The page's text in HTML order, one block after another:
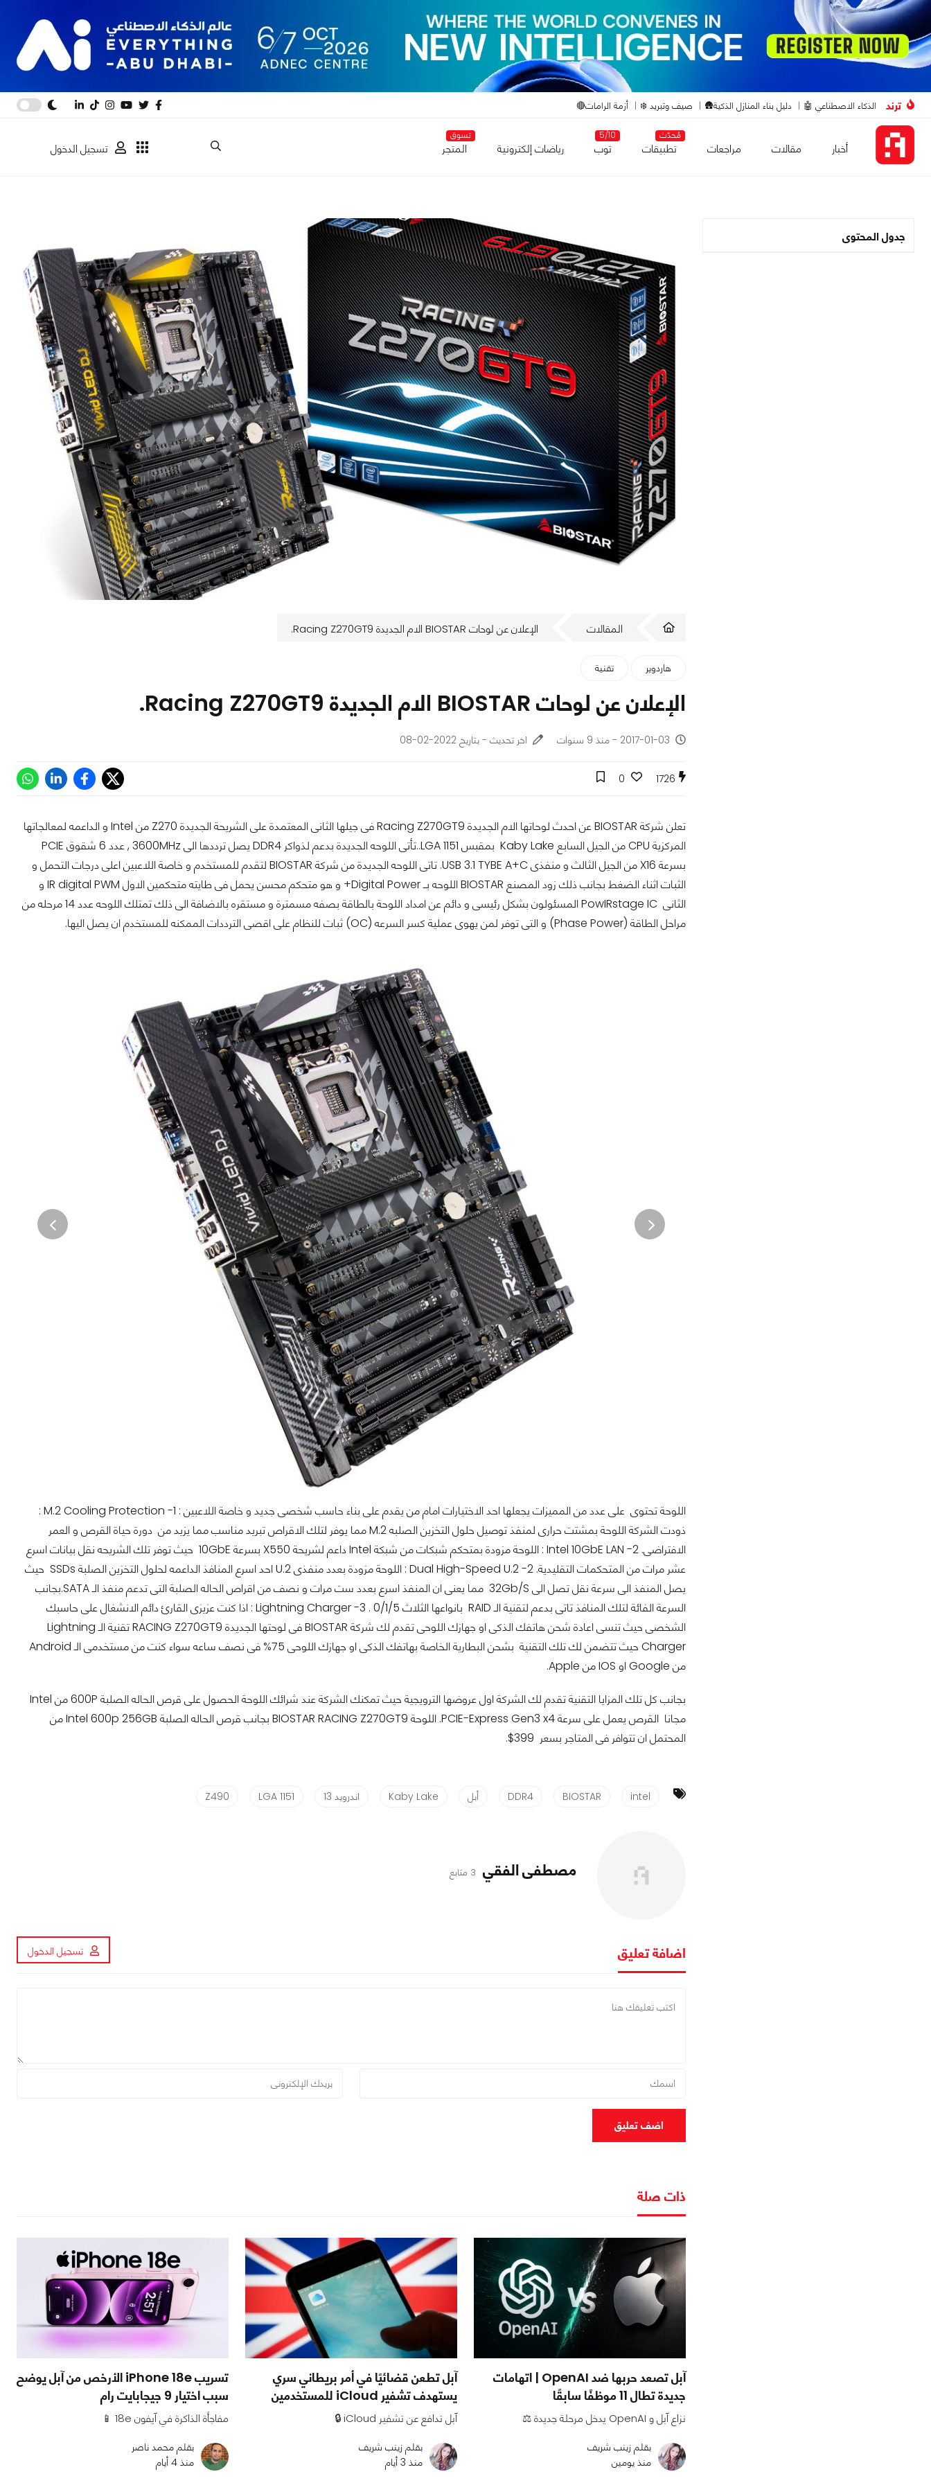
ترند الذكاء الاصطناعي 🤖 دليل بناء المنازل الذكية🛖 صيف وتبريد ❄️ أزمة الرامات🔴
أخبار مقالات مراجعات
مُحدّث
تطبيقات
5/10
توب رياضات إلكترونية
تسوق
المتجر تسجيل الدخول
جدول المحتوى
المقالات الإعلان عن لوحات BIOSTAR الام الجديدة Racing Z270GT9.
هاردوير تقنية
الإعلان عن لوحات BIOSTAR الام الجديدة Racing Z270GT9.
2017-01-03 - منذ 9 سنوات اخر تحديث - بتاريخ 2022-02-08
1726
0
تعلن شركة BIOSTAR عن احدث لوحاتها الام الجديدة Racing Z270GT9 فى جيلها الثانى المعتمدة على الشريحة الجديدة Z270 من Intel و الداعمه لمعالجاتها
المركزية CPU من الجيل السابع Kaby Lake بمقبس LGA 1151..تأتى اللوحه الجديدة بدعم لذواكر DDR4 يصل ترددها الى 3600MHz , عدد 6 شقوق PCIE
بسرعة X16 من الجيل الثالث و منفذى USB 3.1 TYBE A+C. تاتى اللوحه الجديدة من شركة BIOSTAR لتقدم للمستخدم و خاصة اللاعبين اعلى درجات التحمل و
الثبات اثناء الضغط بجانب ذلك زود المصنع BIOSTAR اللوحه بــ Digital Power+ و هو متحكم محسن يحمل فى طايته متحكمين الاول IR digital PWM و
الثانى PowIRstage IC المسئولون بشكل رئيسى و دائم عن امداد اللوحة بالطاقة بصفه مسمترة و مستقره بالاضافة الى ذلك تمتلك اللوحه عدد 14 مرحله من
مراحل الطاقة (Phase Power) و التى توفر لمن يهوى عملية كسر السرعه (OC) ثبات للنظام على اقصى الترددات الممكنه للمستخدم ان يصل اليها.
اللوحة تحتوى على عدد من المميزات يجعلها احد الاختيارات امام من يقدم على بناء حاسب شخصى جديد و خاصة اللاعبين : 1- M.2 Cooling Protection :
ذودت الشركة اللوحة بمشتت حرارى لمنفذ توصيل حلول التخزين الصلبه M.2 مما يوفر لتلك الاقراص تبريد مناسب مما يزيد من دورة حياة القرص و العمر
الافتراضى. 2- Intel 10GbE LAN : اللوحة مزودة بمتحكم شبكات من شبكة Intel داعم لشريحة X550 بسرعة 10GbE حيث توفر تلك الشريحه نقل بيانات اسرع
عشر مرات من المتحكمات التقليدية. 2- Dual High-Speed U.2 : اللوحة مزودة بعدد منفذى U.2 احد اسرع المنافذ الداعمه لحلول التخزين الصلبة SSDs حيث
يصل المنفذ الى سرعة نقل تصل الى 32Gb/S مما يعنى ان المنفذ اسرع بعدد ست مرات و نصف من اقراص الحاله الصلبة التى تدعم منفذ الـ SATA.بجانب
السرعة الفائة لتلك المنافذ تاتى بدعم لتقنية الـ RAID بانواعها الثلاث 0/1/5 . 3- Lightning Charger : اذا كنت عزيزى القارئ دائم الانشغال على حاسبك
الشخصى حيث تنسى اعادة شحن هاتفك الذكى او جهازك اللوحى تقدم لك شركة BIOSTAR فى لوحتها الجديدة RACING Z270GT9 تقنية الـ Lightning
من Google او IOS من Apple.
بجانب كل تلك المزايا التقنية تقدم لك الشركة اول عروضها الترويجية حيث تمكنك الشركة عند شرائك اللوحة الحصول على قرص الحاله الصلبة 600P من Intel
مجانا القرص يعمل على سرعة PCIE-Express Gen3 x4. اللوحة BIOSTAR RACING Z270GT9 بجانب قرص الحاله الصلبة Intel 600p 256GB من
المحتمل ان تتوافر فى المتاجر بسعر 399$.
intel
BIOSTAR
DDR4 أبل Kaby Lake اندرويد 13 LGA 1151
Z490
مصطفى الفقي 3 متابع
اضافة تعليق تسجيل الدخول
اضف تعليق
ذات صلة
آبل تصعد حربها ضد OpenAI | اتهامات
جديدة تطال 11 موظفًا سابقًا
نزاع آبل و OpenAI يدخل مرحلة جديدة ⚖️
بقلم زينب شريف
منذ يومين
آبل تطعن قضائيًا في أمر بريطاني سري
يستهدف تشفير iCloud للمستخدمين
آبل تدافع عن تشفير iCloud 🔒
بقلم زينب شريف
منذ 3 أيام
تسريب iPhone 18e الأرخص من آبل يوضح
سبب اختيار 9 جيجابايت رام
مفاجأة الذاكرة في آيفون 18e 📱
بقلم محمد ناصر
منذ 4 أيام